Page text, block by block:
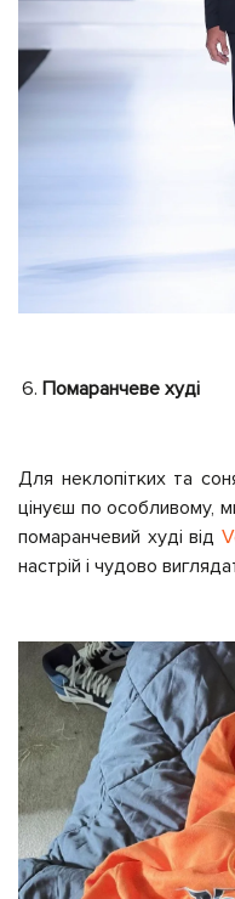
Помаранчеве худі
Для неклопітких та
цінуєш по особливому,
помаранчевий худі від
настрій і чудово